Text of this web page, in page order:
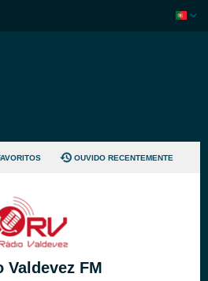
OUVIDO RECENTEMENTE
Valdevez FM